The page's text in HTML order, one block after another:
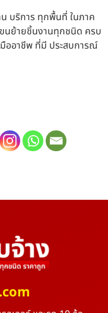
น บริการ ทุกพื้นที่ ในภาค
นย้ายชิ้นงานทุกชนิด ครบ
อาชีพ ที่มี ประสบการณ์